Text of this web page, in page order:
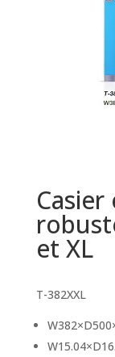
et XL
T-382XXL